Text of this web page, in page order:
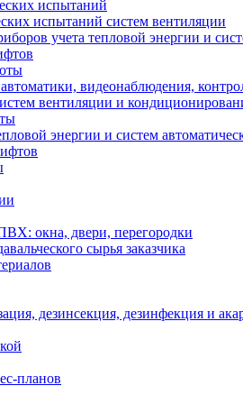
испытаний
испытаний систем вентиляции
учета тепловой энергии и
видеонаблюдения,
вентиляции и
энергии и систем
окна, двери, перегородки
сырья заказчика
дезинсекция, дезинфекция и
планов